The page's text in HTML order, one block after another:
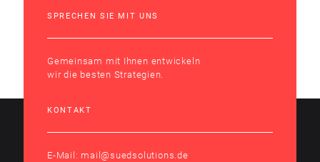
SPRECHEN SIE MIT UNS
Gemeinsam mit Ihnen entwickeln
wir die besten Strategien.
KONTAKT
E-Mail: mail@suedsolutions.de